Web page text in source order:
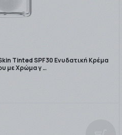
Tinted SPF30 Ενυδατική Κρέμα
με Χρώμα γ …